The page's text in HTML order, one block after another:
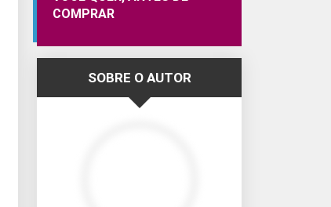
COMPRAR
SOBRE O AUTOR